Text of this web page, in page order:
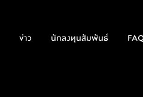
ข่าว นักลงทุนสัมพันธ์